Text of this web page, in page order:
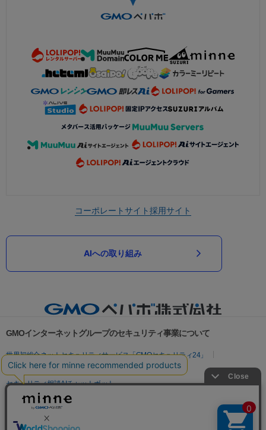
コーポレートサイト採用サイト
AIへの取り組み
GMOインターネットグループのセキュリティ事業について
世界初総合ネットセキュリティサービス「GMOセキュリティ24」
パスワード漏洩診断
Webサイトリスク診断
セキュリティ相談AIチャットボット
実在証明・盗聴対策
サイバー攻撃対策（GMO Flatt Security）